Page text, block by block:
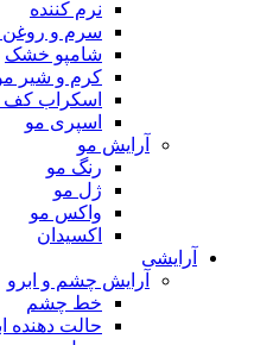
نرم کننده
سرم و روغن
شامپو خشک
کرم و شیر
اسکراب کف
اسپری مو
آرایش مو
رنگ مو
ژل مو
واکس مو
اکسیدان
آرایشی
آرایش چشم و ابرو
خط چشم
حالت دهنده